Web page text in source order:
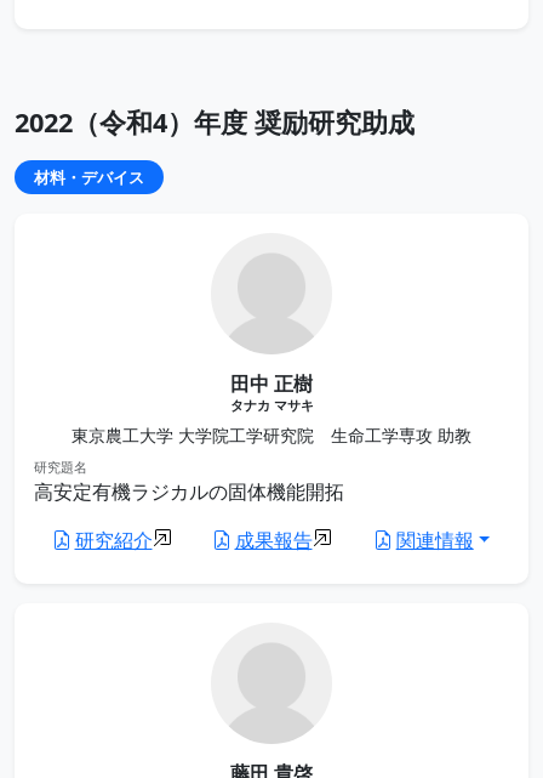
2022（令和4）年度 奨励研究助成
材料・デバイス
田中 正樹
タナカ マサキ
東京農工大学 大学院工学研究院 生命工学専攻 助教
研究題名
高安定有機ラジカルの固体機能開拓
研究紹介
成果報告 関連情報